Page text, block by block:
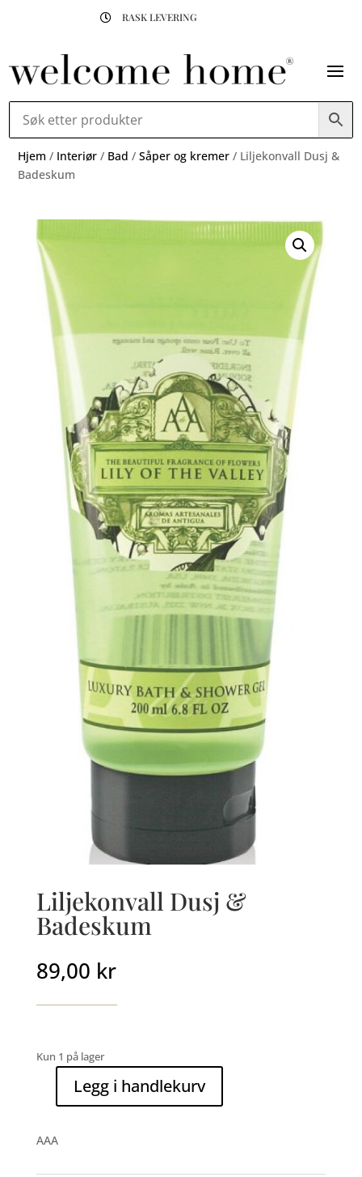
 RASK LEVERING
Hjem / Interiør / Bad /Såper og kremer / Liljekonvall Dusj &
Badeskum
Liljekonvall Dusj &
Badeskum
89,00 kr
Kun 1 på lager
LiljekonvallLegg i handlekurv
AAA